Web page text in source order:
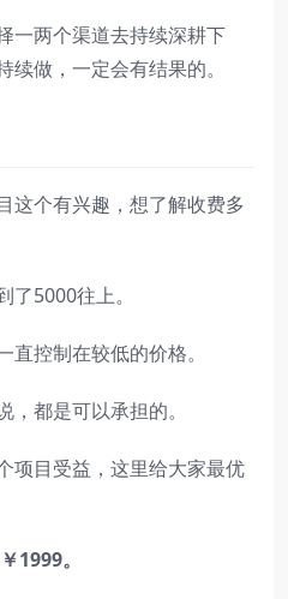
一两个渠道去持续深耕下
做，一定会有结果的。
这个有兴趣，想了解收费多
5000往上。
控制在较低的价格。
都是可以承担的。
项目受益，这里给大家最优
1999。